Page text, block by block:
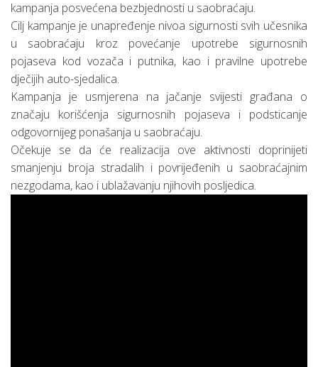
kampanja posvećena bezbjednosti u saobraćaju.
Cilj kampanje je unapređenje nivoa sigurnosti svih učesnika
u saobraćaju kroz povećanje upotrebe sigurnosnih
pojaseva kod vozača i putnika, kao i pravilne upotrebe
dječijih auto-sjedalica.
Kampanja je usmjerena na jačanje svijesti građana o
značaju korišćenja sigurnosnih pojaseva i podsticanje
odgovornijeg ponašanja u saobraćaju.
Očekuje se da će realizacija ove aktivnosti doprinijeti
smanjenju broja stradalih i povrijeđenih u saobraćajnim
nezgodama, kao i ublažavanju njihovih posljedica.